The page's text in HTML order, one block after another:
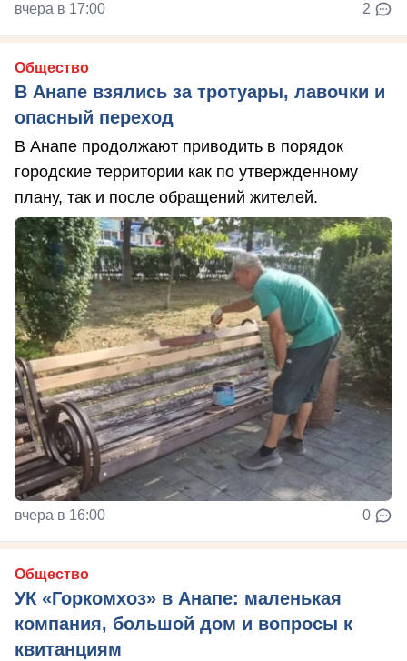
вчера в 17:00 2
Общество
В Анапе взялись за тротуары, лавочки и
опасный переход
В Анапе продолжают приводить в порядок
городские территории как по утвержденному
плану, так и после обращений жителей.
вчера в 16:00 0
Общество
УК «Горкомхоз» в Анапе: маленькая
компания, большой дом и вопросы к
квитанциям